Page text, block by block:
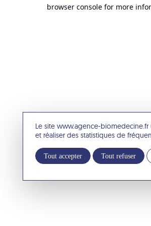
Le site www.agence-
et réaliser des statistiques de
Tout accepter Tout refuser
browser console for more